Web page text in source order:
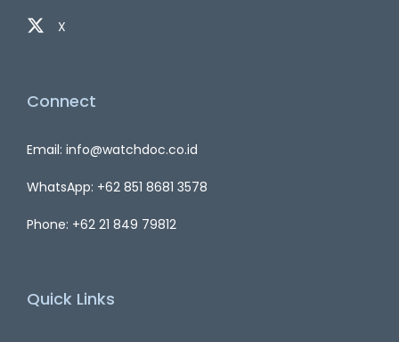
X
Connect
Email: info@watchdoc.co.id
WhatsApp: +62 851 8681 3578
Phone: +62 21 849 79812
Quick Links